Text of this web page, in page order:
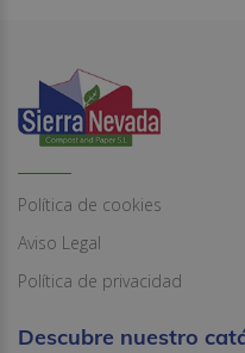
Política de cookies
Aviso Legal
Política de privacidad
Descubre nuestro